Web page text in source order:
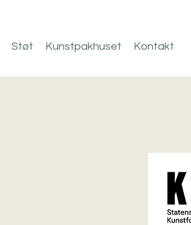
Støt Kunstpakhuset Kontakt